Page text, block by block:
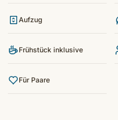
Aufzug
Frühstück inklusive
Für Paare